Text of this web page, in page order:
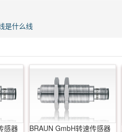
是什么线
感器
BRAUN GmbH转速传感器